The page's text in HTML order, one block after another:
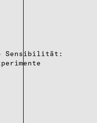
Sensibilität: